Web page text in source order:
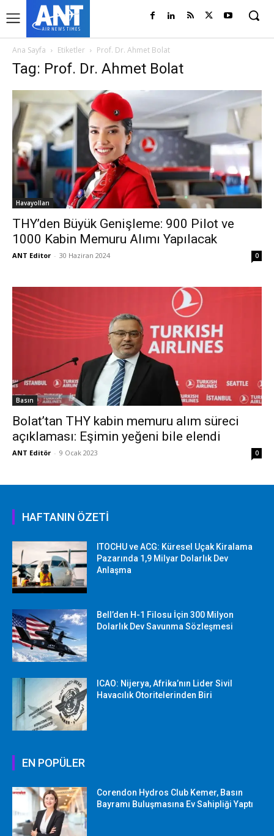
Ana Sayfa Etiketler Prof. Dr. Ahmet Bolat
Tag: Prof. Dr. Ahmet Bolat
Havayolları
THY’den Büyük Genişleme: 900 Pilot ve
1000 Kabin Memuru Alımı Yapılacak
ANT Editor - 30 Haziran 2024 0
Basın
Bolat’tan THY kabin memuru alım süreci
açıklaması: Eşimin yeğeni bile elendi
ANT Editör - 9 Ocak 2023 0
HAFTANIN ÖZETİ
ITOCHU ve ACG: Küresel Uçak Kiralama
Pazarında 1,9 Milyar Dolarlık Dev
Anlaşma
Bell’den H-1 Filosu İçin 300 Milyon
Dolarlık Dev Savunma Sözleşmesi
ICAO: Nijerya, Afrika’nın Lider Sivil
Havacılık Otoritelerinden Biri
EN POPÜLER
Corendon Hydros Club Kemer, Basın
Bayramı Buluşmasına Ev Sahipliği Yaptı